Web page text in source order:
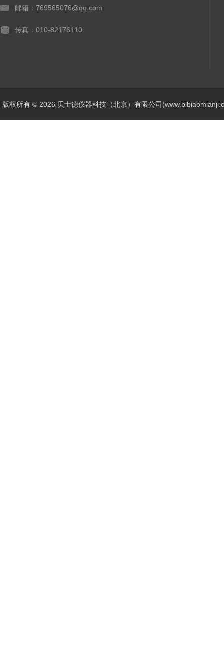
邮箱：769565076@qq.com
传真：010-82176110
版权所有 © 2026 贝士德仪器科技（北京）有限公司